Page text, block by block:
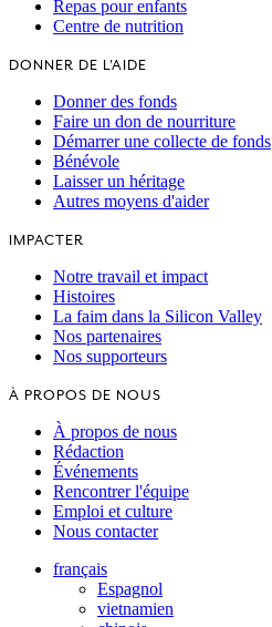
Repas pour enfants
Centre de nutrition
DONNER DE L'AIDE
Donner des fonds
Faire un don de nourriture
Démarrer une collecte de fonds
Bénévole
Laisser un héritage
Autres moyens d'aider
IMPACTER
Notre travail et impact
Histoires
La faim dans la Silicon Valley
Nos partenaires
Nos supporteurs
À PROPOS DE NOUS
À propos de nous
Rédaction
Événements
Rencontrer l'équipe
Emploi et culture
Nous contacter
français
Espagnol
vietnamien